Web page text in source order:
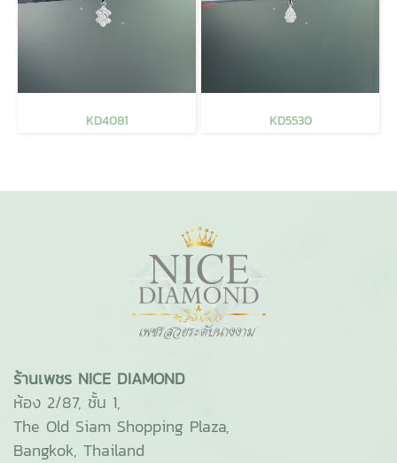
KD4081 KD5530
ร้านเพชร NICE DIAMOND
ห้อง 2/87, ชั้น 1,
The Old Siam Shopping Plaza,
Bangkok, Thailand